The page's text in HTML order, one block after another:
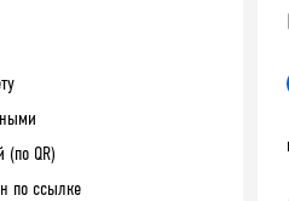
(по QR)
по ссылке